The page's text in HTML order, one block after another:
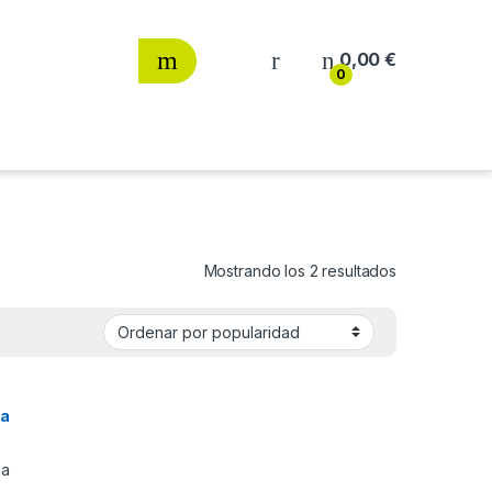
0
0,00€
Mostrando los 2 resultados